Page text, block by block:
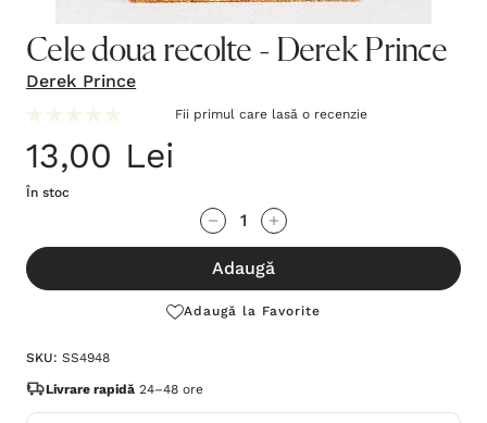
Cele doua recolte - Derek Prince
Derek Prince
Fii primul care lasă o recenzie
13,00 Lei
În stoc
te!
Stocul
Adaugă
Adaugă la Favorite
SKU: SS4948
Livrare rapidă 24–48 ore